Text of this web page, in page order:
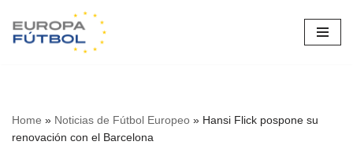
Saltar
Home » Noticias de Fútbol Europeo » Hansi Flick pospone su
renovación con el Barcelona